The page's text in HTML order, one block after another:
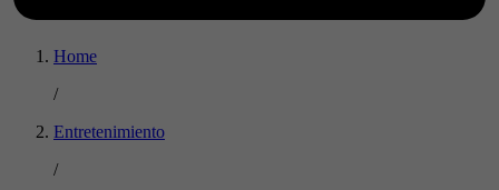
Home
/
Entretenimiento
/